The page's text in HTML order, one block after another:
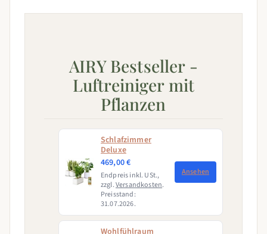
AIRY Bestseller -
Luftreiniger mit
Pflanzen
Schlafzimmer
Deluxe
469,00 €
Endpreis inkl. USt.,
zzgl.Versandkosten.
Preisstand:
31.07.2026.
Ansehen
Wohlfühlraum